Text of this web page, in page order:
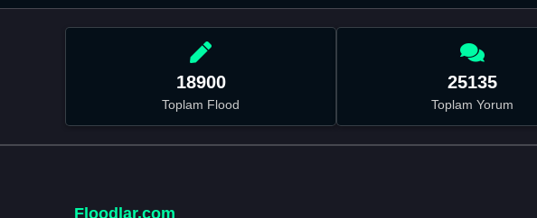
18900
Toplam Flood
25135
Toplam Yorum
Floodlar.com